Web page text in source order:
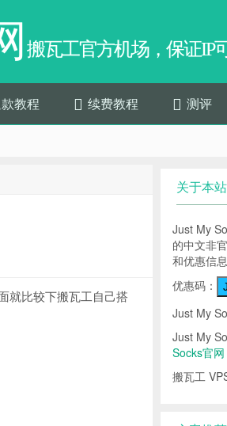
搬瓦工官方机场，保证IP
教程 续费教程 测评
就比较下搬瓦工自己搭
关于本站
Just My
的中文非
和优惠信息
优惠码：
Just My
Just My
Socks官网
搬瓦工